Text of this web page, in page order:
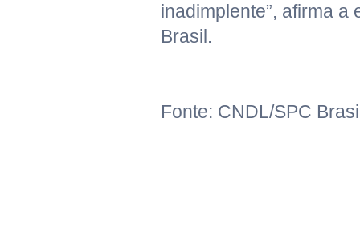
inadimplente”, afirma a
Brasil.
Fonte: CNDL/SPC